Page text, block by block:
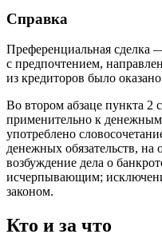
Справка
Преференциальная сделка
с предпочтением,
из кредиторов было
Во втором абзаце пункта 2
применительно к денежным
употреблено
денежных обязательств, на
возбуждение дела о
исчерпывающим;
законом.
Кто и за что